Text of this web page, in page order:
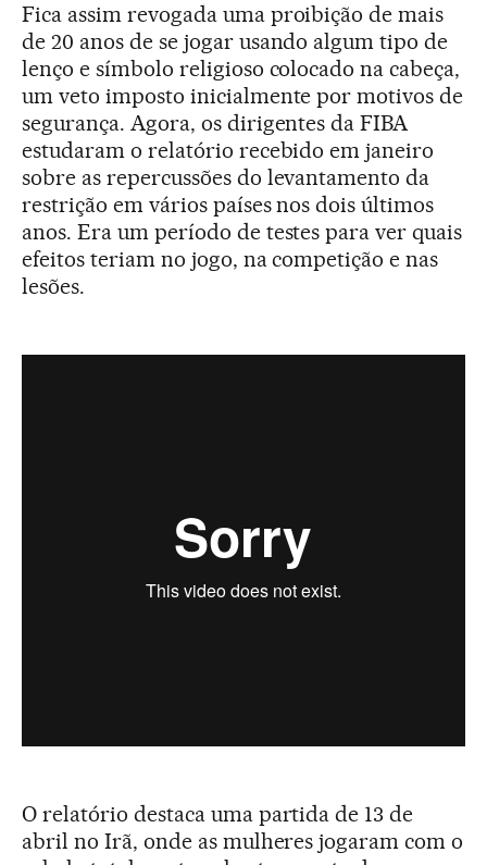
Fica assim revogada uma proibição de mais
de 20 anos de se jogar usando algum tipo de
lenço e símbolo religioso colocado na cabeça,
um veto imposto inicialmente por motivos de
segurança. Agora, os dirigentes da FIBA
estudaram o relatório recebido em janeiro
sobre as repercussões do levantamento da
restrição em vários países nos dois últimos
anos. Era um período de testes para ver quais
efeitos teriam no jogo, na competição e nas
lesões.
O relatório destaca uma partida de 13 de
abril no Irã, onde as mulheres jogaram com o